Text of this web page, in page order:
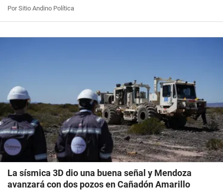
Por Sitio Andino Política
La sísmica 3D dio una buena señal y Mendoza
avanzará con dos pozos en Cañadón Amarillo